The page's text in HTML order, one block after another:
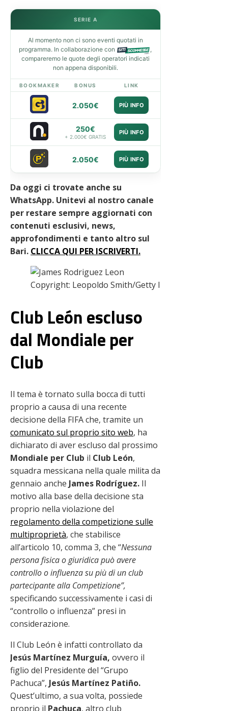
SERIE A
Al momento non ci sono eventi quotati in
programma. In collaborazione con
,
compareremo le quote degli operatori indicati
non appena disponibili.
BOOKMAKER BONUS LINK
2.050€ PIÙ INFO
250€
+ 2.000€ GRATIS
PIÙ INFO
2.050€ PIÙ INFO
Da oggi ci trovate anche su
WhatsApp. Unitevi al nostro canale
per restare sempre aggiornati con
contenuti esclusivi, news,
approfondimenti e tanto altro sul
Bari. CLICCA QUI PER ISCRIVERTI.
Copyright: Leopoldo Smith/Getty Images – Via
Club León escluso
dal Mondiale per
Club
Il tema è tornato sulla bocca di tutti
proprio a causa di una recente
decisione della FIFA che, tramite un
comunicato sul proprio sito web, ha
dichiarato di aver escluso dal prossimo
Mondiale per Club il Club León,
squadra messicana nella quale milita da
gennaio anche James Rodríguez. Il
motivo alla base della decisione sta
proprio nella violazione del
regolamento della competizione sulle
multiproprietà, che stabilisce
all’articolo 10, comma 3, che “Nessuna
persona fisica o giuridica può avere
controllo o influenza su più di un club
partecipante alla Competizione”,
specificando successivamente i casi di
“controllo o influenza” presi in
considerazione.
Il Club León è infatti controllato da
Jesús Martínez Murguía, ovvero il
figlio del Presidente del “Grupo
Pachuca”, Jesús Martínez Patiño.
Quest’ultimo, a sua volta, possiede
proprio il Pachuca, altro club